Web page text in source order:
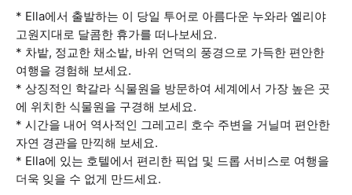
* Ella에서 출발하는 이 당일 투어로 아름다운 누와라 엘리야
고원지대로 달콤한 휴가를 떠나보세요.
* 차밭, 정교한 채소밭, 바위 언덕의 풍경으로 가득한 편안한
여행을 경험해 보세요.
* 상징적인 학갈라 식물원을 방문하여 세계에서 가장 높은 곳
에 위치한 식물원을 구경해 보세요.
* 시간을 내어 역사적인 그레고리 호수 주변을 거닐며 편안한
자연 경관을 만끽해 보세요.
* Ella에 있는 호텔에서 편리한 픽업 및 드롭 서비스로 여행을
더욱 잊을 수 없게 만드세요.